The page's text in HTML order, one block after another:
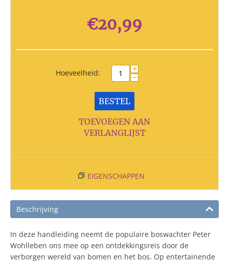
€20,99
Hoeveelheid: +
−
BESTEL
TOEVOEGEN AAN
VERLANGLIJST
EIGENSCHAPPEN
Beschrijving
In deze handleiding neemt de populaire boswachter Peter
Wohlleben ons mee op een ontdekkingsreis door de
verborgen wereld van bomen en het bos. Op entertainende